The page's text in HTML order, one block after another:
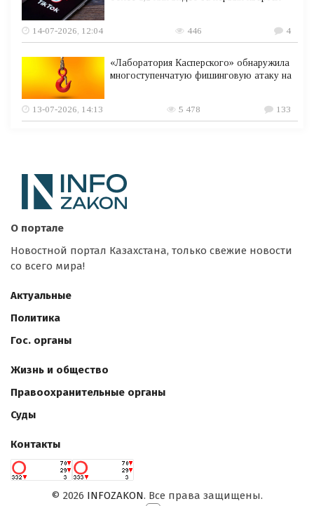
14-07-2026, 12:04 446 4
«Лаборатория Касперского» обнаружила
многоступенчатую фишинговую атаку на
13-07-2026, 14:13 5 478 133
О портале
Новостной портал Казахстана, только свежие новости
со всего мира!
Актуальные
Политика
Гос. органы
Жизнь и общество
Правоохранительные органы
Суды
Контакты
© 2026 INFOZAKON. Все права защищены.